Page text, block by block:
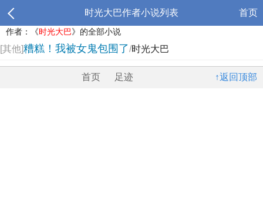
时光大巴作者小说列表 首页
作者：《时光大巴》的全部小说
[其他]糟糕！我被女鬼包围了/时光大巴
↑返回顶部
首页 足迹